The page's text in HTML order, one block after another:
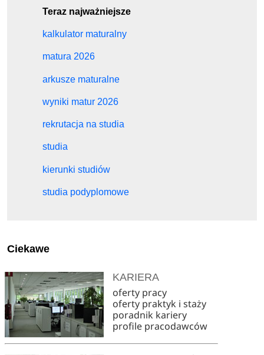
Teraz najważniejsze
kalkulator maturalny
matura 2026
arkusze maturalne
wyniki matur 2026
rekrutacja na studia
studia
kierunki studiów
studia podyplomowe
Ciekawe
KARIERA
oferty pracy
oferty praktyk i staży
poradnik kariery
profile pracodawców